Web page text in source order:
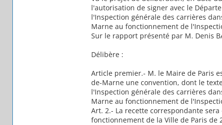
l'autorisation de signer avec le
l'Inspection générale des carrières
Marne au fonctionnement de
Sur le rapport présenté par M. Denis
Délibère :
Article premier.- M. le Maire de Paris
de-Marne une convention, dont le
l'Inspection générale des carrières
Marne au fonctionnement de
Art. 2.- La recette correspondante
fonctionnement de la Ville de Paris de